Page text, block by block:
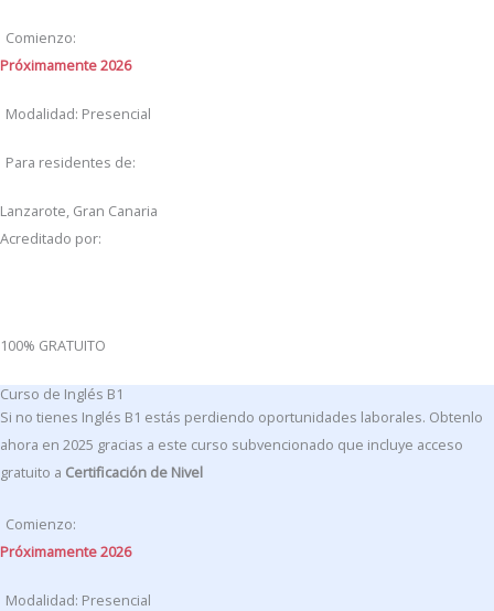
Comienzo:
Próximamente 2026
Modalidad: Presencial
Para residentes de:
Lanzarote, Gran Canaria
Acreditado por:
100% GRATUITO
Curso de Inglés B1
Si no tienes Inglés B1 estás perdiendo oportunidades laborales. Obtenlo
ahora en 2025 gracias a este curso subvencionado que incluye acceso
gratuito a Certificación de Nivel
Comienzo:
Próximamente 2026
Modalidad: Presencial